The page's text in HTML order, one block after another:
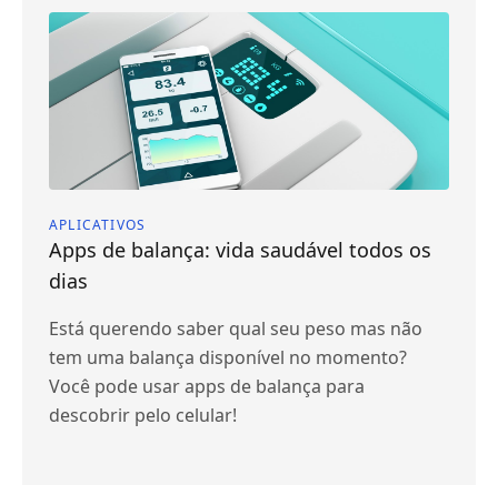
APLICATIVOS
Apps de balança: vida saudável todos os
dias
Está querendo saber qual seu peso mas não
tem uma balança disponível no momento?
Você pode usar apps de balança para
descobrir pelo celular!